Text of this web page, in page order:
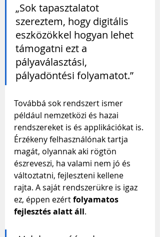
„Sok tapasztalatot
szereztem, hogy digitális
eszközökkel hogyan lehet
támogatni ezt a
pályaválasztási,
pályadöntési folyamatot.”
Továbbá sok rendszert ismer
például nemzetközi és hazai
rendszereket is és applikációkat is.
Érzékeny felhasználónak tartja
magát, olyannak aki rögtön
észreveszi, ha valami nem jó és
változtatni, fejleszteni kellene
rajta. A saját rendszerükre is igaz
ez, éppen ezért folyamatos
fejlesztés alatt áll.